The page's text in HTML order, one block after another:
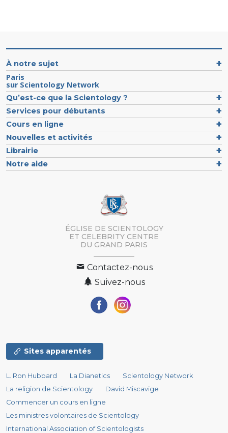
À notre sujet
Paris
sur Scientology Network
Qu’est-ce que la Scientology ?
Services pour débutants
Cours en ligne
Nouvelles et activités
Librairie
Notre aide
ÉGLISE DE SCIENTOLOGY
ET CELEBRITY CENTRE
DU GRAND PARIS
Contactez-nous
Suivez-nous
Sites apparentés
L. Ron Hubbard La Dianetics
Scientology Network
La religion de Scientology
David Miscavige
Commencer un cours en ligne
Les ministres volontaires de Scientology
International Association of Scientologists